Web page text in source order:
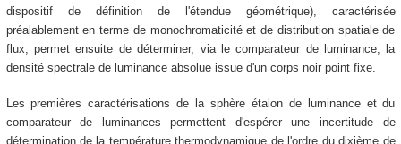
dispositif de définition de l'étendue géométrique), caractérisée
préalablement en terme de monochromaticité et de distribution spatiale de
flux, permet ensuite de déterminer, via le comparateur de luminance, la
densité spectrale de luminance absolue issue d'un corps noir point fixe.
Les premières caractérisations de la sphère étalon de luminance et du
comparateur de luminances permettent d'espérer une incertitude de
détermination de la température thermodynamique de l'ordre du dixième de